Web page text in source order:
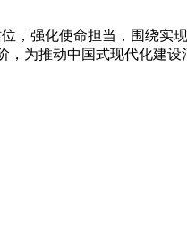
强化使命担当，围绕实
为推动中国式现代化建设